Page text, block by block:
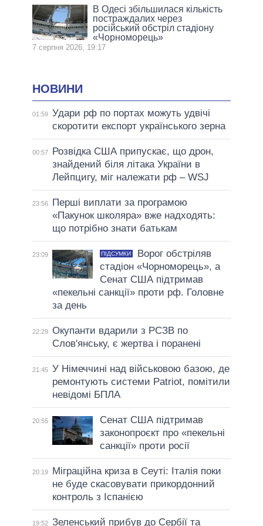
В Одесі збільшилася кількість
постраждалих через
російський обстріл стадіону
«Чорноморець»
7 серпня 2026, 19:17
НОВИНИ
01:59 Удари рф по портах можуть удвічі
скоротити експорт українського зерна
00:57
Розвідка США припускає, що дрон,
знайдений біля літака України в
Лейпцигу, міг належати рф – WSJ
23:56
Перші виплати за програмою
«Пакунок школяра» вже надходять:
що потрібно знати батькам
23:09 ПІДСУМКИ
Ворог обстріляв
стадіон «Чорноморець», а
Сенат США підтримав
«пекельні санкції» проти рф. Головне
за день
22:29 Окупанти вдарили з РСЗВ по
Слов'янську, є жертва і поранені
21:45 У Німеччині над військовою базою, де
ремонтують системи Patriot, помітили
невідомі БПЛА
20:55
Сенат США підтримав
законопроєкт про «пекельні
санкції» проти росії
20:19
Міграційна криза в Сеуті: Італія поки
не буде скасовувати прикордонний
контроль з Іспанією
19:52 Зеленський прибув до Сербії та